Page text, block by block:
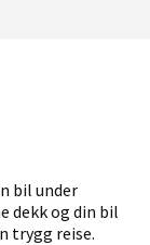
bil under
dekk og din bil
trygg reise.